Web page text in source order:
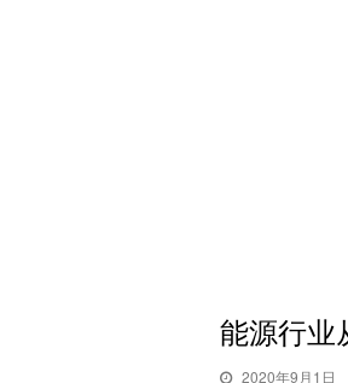
能源行业
2020年9月1日